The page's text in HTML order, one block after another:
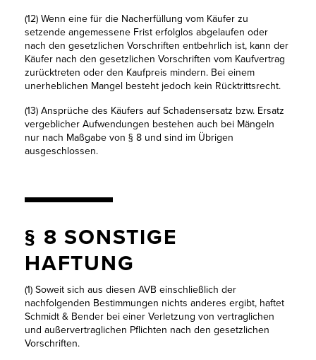
(12) Wenn eine für die Nacherfüllung vom Käufer zu
setzende angemessene Frist erfolglos abgelaufen oder
nach den gesetzlichen Vorschriften entbehrlich ist, kann der
Käufer nach den gesetzlichen Vorschriften vom Kaufvertrag
zurücktreten oder den Kaufpreis mindern. Bei einem
unerheblichen Mangel besteht jedoch kein Rücktrittsrecht.
(13) Ansprüche des Käufers auf Schadensersatz bzw. Ersatz
vergeblicher Aufwendungen bestehen auch bei Mängeln
nur nach Maßgabe von § 8 und sind im Übrigen
ausgeschlossen.
§ 8 SONSTIGE
HAFTUNG
(1) Soweit sich aus diesen AVB einschließlich der
nachfolgenden Bestimmungen nichts anderes ergibt, haftet
Schmidt & Bender bei einer Verletzung von vertraglichen
und außervertraglichen Pflichten nach den gesetzlichen
Vorschriften.